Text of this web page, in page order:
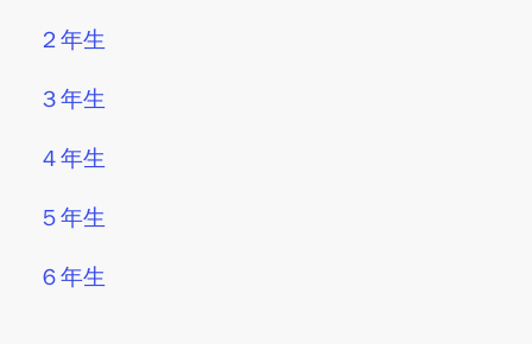
２年生
３年生
４年生
５年生
６年生